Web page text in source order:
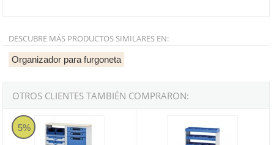
DESCUBRE MÁS PRODUCTOS SIMILARES EN:
Organizador para furgoneta
OTROS CLIENTES TAMBIÉN COMPRARON:
5%
Organizador espacios para vehículos Tecnolam 301